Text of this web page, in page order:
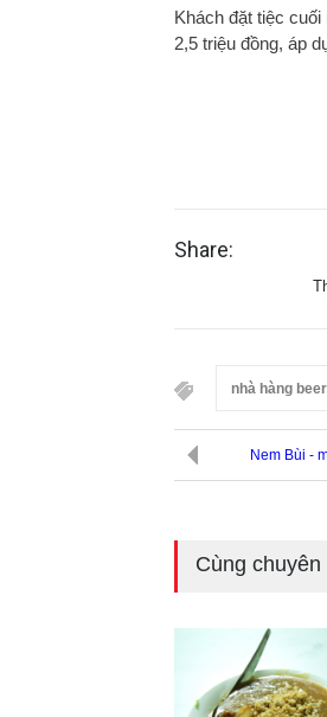
Khách đặt tiệc cuối
2,5 triệu đồng, áp
Share:
nhà hàng
Nem Bùi -
Cùng chuyên